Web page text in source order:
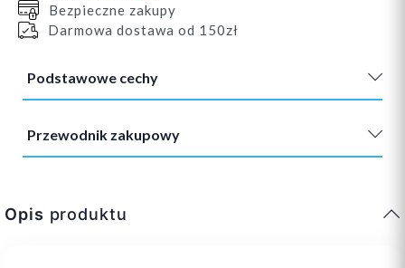
Bezpieczne zakupy
Darmowa dostawa od 150zł
Podstawowe cechy
Przewodnik zakupowy
Opis produktu